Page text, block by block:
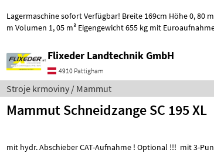
Lagermaschine sofort Verfügbar! Breite 169cm Höhe 0, 80
m Volumen 1, 05 m³ Eigengewicht 655 kg mit Euroaufnahme und
Flixeder Landtechnik GmbH
4910 Pattigham
Stroje krmoviny / Mammut
Mammut Schneidzange SC 195 XL
mit hydr. Abschieber CAT-Aufnahme ! Optional !!! mit 3-Punkt-